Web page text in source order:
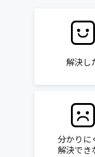
解決し
分かりに
解決でき